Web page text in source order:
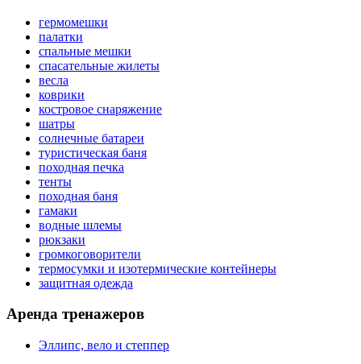
гермомешки
палатки
спальные мешки
спасательные жилеты
весла
коврики
костровое снаряжение
шатры
солнечные батареи
туристическая баня
походная печка
тенты
походная баня
гамаки
водные шлемы
рюкзаки
громкоговорители
термосумки и изотермические контейнеры
защитная одежда
Аренда тренажеров
Эллипс, вело и степпер